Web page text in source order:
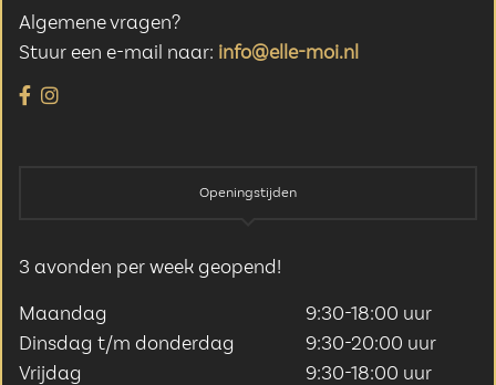
Algemene vragen?
Stuur een e-mail naar: info@elle-moi.nl
Openingstijden
3 avonden per week geopend!
Maandag
9:30-18:00 uur
Dinsdag t/m donderdag
9:30-20:00 uur
Vrijdag
9:30-18:00 uur